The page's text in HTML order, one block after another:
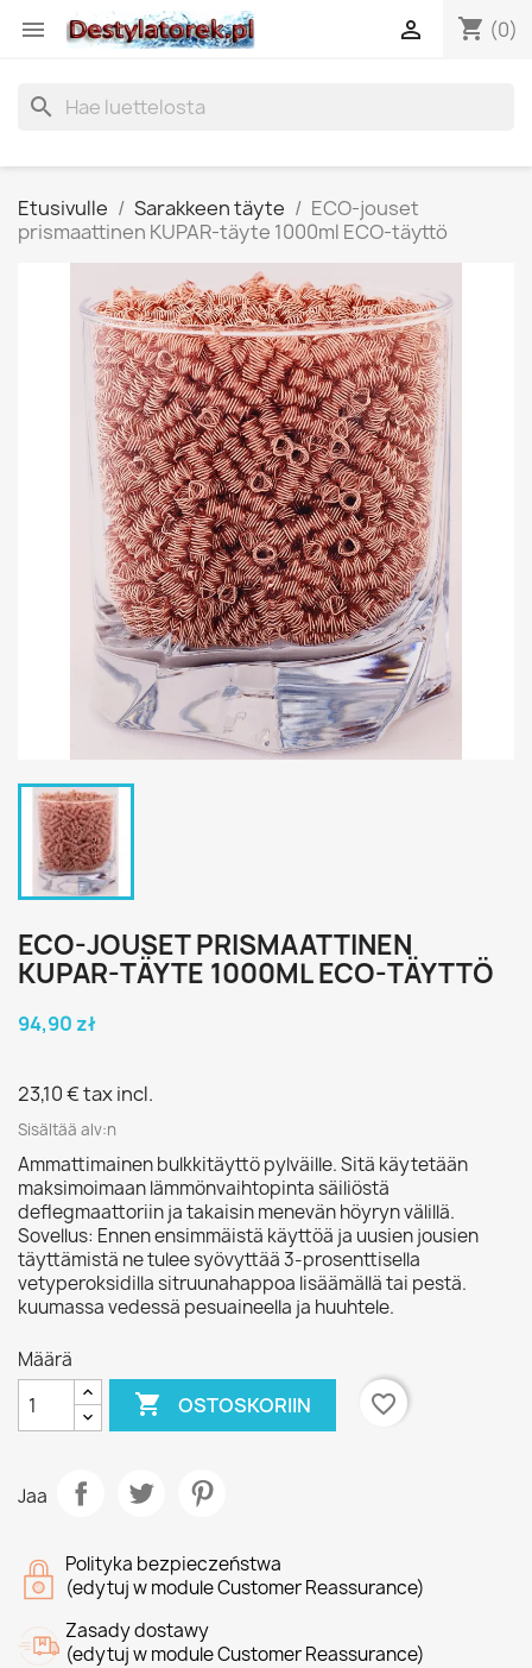
 shopping_cart (0)

search
Etusivulle Sarakkeen täyte
ECO-jouset
prismaattinen KUPAR-täyte 1000ml ECO-täyttö
ECO-JOUSET PRISMAATTINEN
KUPAR-TÄYTE 1000ML ECO-TÄYTTÖ
94,90 zł
23,10 €tax incl.
Sisältää alv:n
Ammattimainen bulkkitäyttö pylväille. Sitä käytetään
maksimoimaan lämmönvaihtopinta säiliöstä
deflegmaattoriin ja takaisin menevän höyryn välillä.
Sovellus: Ennen ensimmäistä käyttöä ja uusien jousien
täyttämistä ne tulee syövyttää 3-prosenttisella
vetyperoksidilla sitruunahappoa lisäämällä tai pestä.
kuumassa vedessä pesuaineella ja huuhtele.
Määrä
 OSTOSKORIIN favorite_border
Jaa
Polityka bezpieczeństwa
(edytuj w module Customer Reassurance)
Zasady dostawy
(edytuj w module Customer Reassurance)